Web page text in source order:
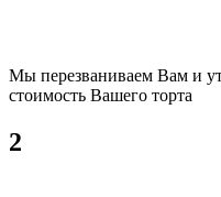
Мы перезваниваем Вам и
стоимость Вашего торта
2